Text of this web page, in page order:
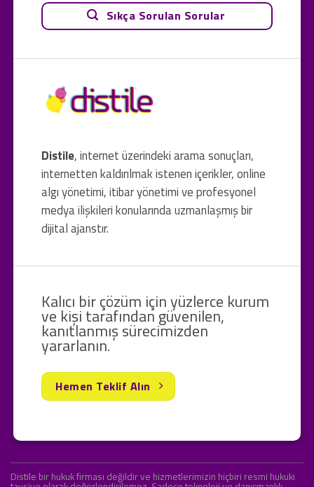
Distile, internet üzerindeki arama sonuçları,
internetten kaldırılmak istenen içerikler, online
algı yönetimi, itibar yönetimi ve profesyonel
medya ilişkileri konularında uzmanlaşmış bir
dijital ajanstır.
Sıkça Sorulan Sorular
Kalıcı bir çözüm için yüzlerce kurum
ve kişi tarafından güvenilen,
kanıtlanmış sürecimizden
yararlanın.
Hemen Teklif Alın
Distile bir hukuk firması değildir ve hizmetlerimizin hiçbiri resmi hukuki